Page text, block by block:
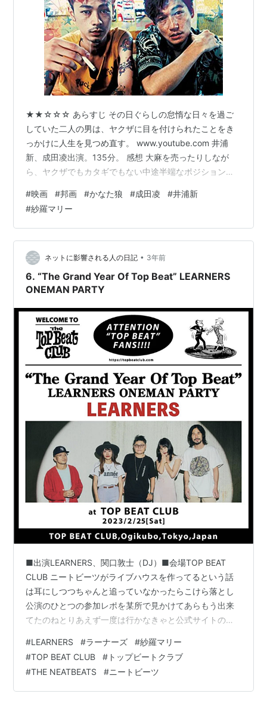
★★☆☆☆ あらすじ その日ぐらしの怠惰な日々を過ご
していた二人の男は、ヤクザに目を付けられたことをき
っかけに人生を見つめ直す。 www.youtube.com 井浦
新、成田凌出演。135分。 感想 大麻を売ったりしなが
ら、ヤクザでもカタギでもない中途半端なポジションで
様々なエピソードがダイジェスト的に語られる。 各シー
クエンスは、過激だったり、アニメを使ったり、シュー
ルだったりと、それぞれ演出に趣向が凝らされている。
トガった映画にしたかったのだろう。だがどれも騒々し
いだけで、さして面白くはない。これがずっと続くのな
らキツイなと思い始め、それか…
#映画 #邦画 #かなた狼 #成田凌 #井浦新
#紗羅マリー
ネットに影響される人の日記 • 3年前
6. “The Grand Year Of Top Beat” LEARNERS
ONEMAN PARTY
■出演LEARNERS、関口敦士（DJ）■会場TOP BEAT
CLUB ニートビーツがライブハウスを作ってるという話
は耳にしつつちゃんと追っていなかったらこけら落とし
公演のひとつの参加レポを某所で見かけてあらもう出来
てたのねとりあえず一度は行かなきゃと公式サイトのス
LEARNERSの土曜公演を見つけて即ポチですわ。そもそ
もの出会いは数年前にyoutubeでたまたま見かけたこ
れ。 www.youtube.com いろんな人がカバーしてる定番
曲ですが私はロカビリーや古いロックンロールが結構好
#LEARNERS #ラーナーズ #紗羅マリー
#TOP BEAT CLUB # トップビートクラブ
#THE NEATBEATS #ニートビーツ